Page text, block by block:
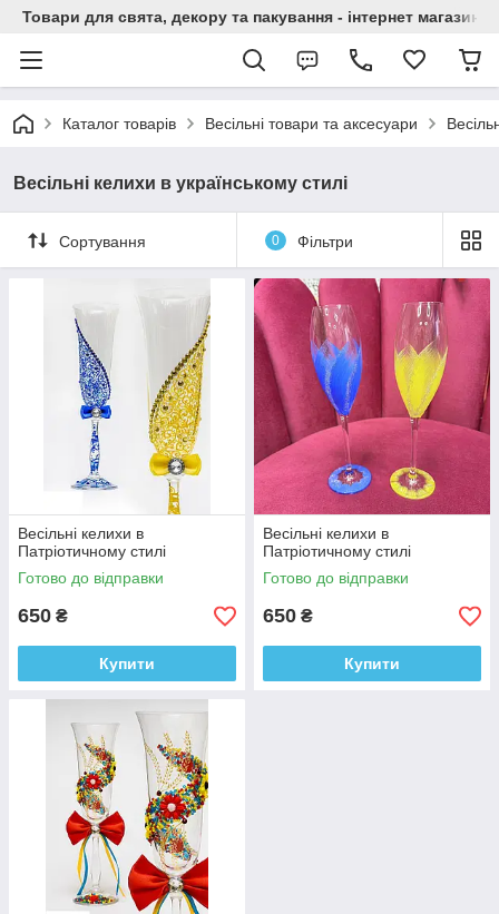
Товари для свята, декору та пакування - інтернет магазин
Каталог товарів Весільні товари та аксесуари
Весільні келихи в українському стилі
Сортування 0 Фільтри
Весільні келихи в
Патріотичному стилі
Готово до відправки
650 ₴
Купити
Весільні келихи в
Патріотичному стилі
Готово до відправки
650 ₴
Купити